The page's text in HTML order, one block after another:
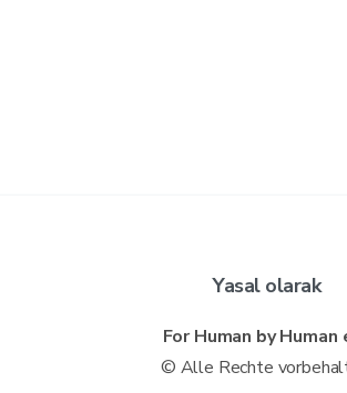
Yasal olarak
For Human by Human
© Alle Rechte